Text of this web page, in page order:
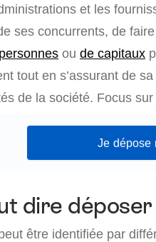
et les
ses concurrents, de
ou de capitaux
tout en s’assurant de sa
de la société. Focus
Je dépose
dire
être identifiée par